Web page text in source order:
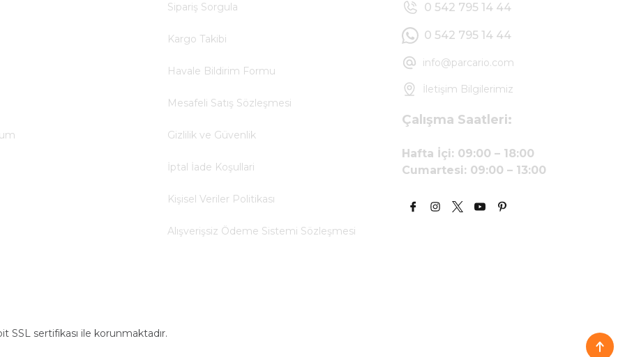
Sipariş Sorgula
Kargo Takibi
Havale Bildirim Formu
Mesafeli Satış Sözleşmesi
Gizlilik ve Güvenlik
İptal İade Koşullari
Kişisel Veriler Politikası
Alışverişsiz Ödeme Sistemi Sözleşmesi
0 542 795 14 44
0 542 795 14 44
info@parcario.com
İletişim Bilgilerimiz
Çalışma Saatleri:
Hafta İçi: 09:00 – 18:00
Cumartesi: 09:00 – 13:00
SSL sertifikası ile korunmaktadır.